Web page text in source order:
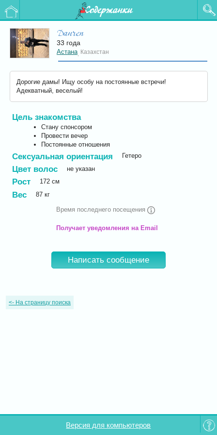
Содержанки
Dauren
33 года
Астана Казахстан
Дорогие дамы! Ищу особу на постоянные встречи!
Адекватный, веселый!
Цель знакомства
Стану спонсором
Провести вечер
Постоянные отношения
Сексуальная ориентация Гетеро
Цвет волос не указан
Рост 172 см
Вес 87 кг
Время последнего посещения
Получает уведомления на Email
Написать сообщение
<- На страницу поиска
Версия для компьютеров